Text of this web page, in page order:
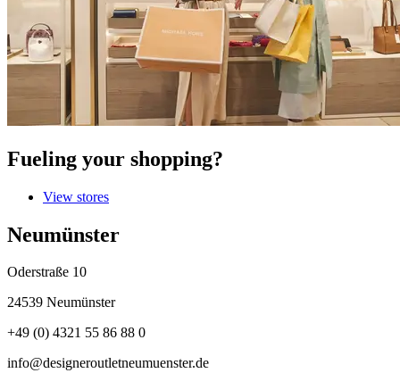
Fueling your shopping?
View stores
Neumünster
Oderstraße 10
24539 Neumünster
+49 (0) 4321 55 86 88 0
info@designeroutletneumuenster.de